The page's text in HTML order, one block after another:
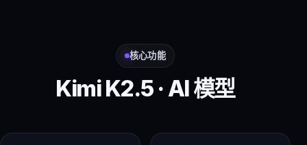
核心功能
Kimi K2.5 · AI 模型